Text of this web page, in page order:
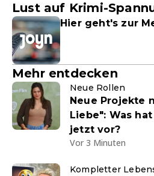
Lust auf Krimi-
Hier geht's zur
Mehr entdecken
Neue Rollen
Neue Projekte
Liebe": Was
jetzt vor?
Vor 3 Minuten
Kompletter